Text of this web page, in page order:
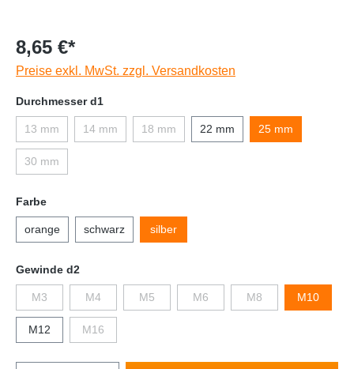
8,65 €*
Preise exkl. MwSt. zzgl. Versandkosten
Durchmesser d1
13 mm 14 mm 18 mm 22 mm 25 mm
30 mm
Farbe
orange schwarz silber
Gewinde d2
M3 M4 M5 M6 M8 M10
M12 M16